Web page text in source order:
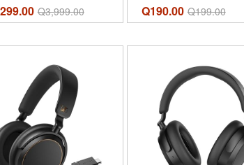
Grafito
Q3,999.00 Q190.00 Q199.00